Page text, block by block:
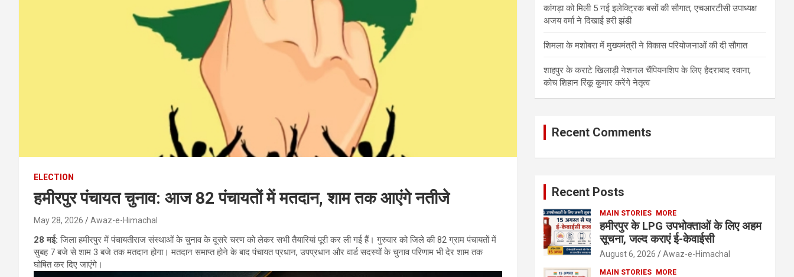
ELECTION
हमीरपुर पंचायत चुनाव: आज 82 पंचायतों में मतदान, शाम तक आएंगे नतीजे
May 28, 2026 Awaz-e-Himachal
28 मई:जिला हमीरपुर में पंचायतीराज संस्थाओं के चुनाव के दूसरे चरण को लेकर सभी तैयारियां पूरी कर ली गई हैं। गुरुवार को जिले की 82 ग्राम पंचायतों में
सुबह 7 बजे से शाम 3 बजे तक मतदान होगा। मतदान समाप्त होने के बाद पंचायत प्रधान, उपप्रधान और वार्ड सदस्यों के चुनाव परिणाम भी देर शाम तक
घोषित कर दिए जाएंगे।
कांगड़ा को मिली 5 नई इलेक्ट्रिक बसों की सौगात, एचआरटीसी उपाध्यक्ष
अजय वर्मा ने दिखाई हरी झंडी
शिमला के मशोबरा में मुख्यमंत्री ने विकास परियोजनाओं की दी सौगात
शाहपुर के कराटे खिलाड़ी नेशनल चैंपियनशिप के लिए हैदराबाद रवाना,
कोच शिहान रिंकू कुमार करेंगे नेतृत्व
Recent Comments
Recent Posts
MAIN STORIES MORE
हमीरपुर के LPG उपभोक्ताओं के लिए अहम
सूचना, जल्द कराएं ई-केवाईसी
August 6, 2026 Awaz-e-Himachal
MAIN STORIES MORE